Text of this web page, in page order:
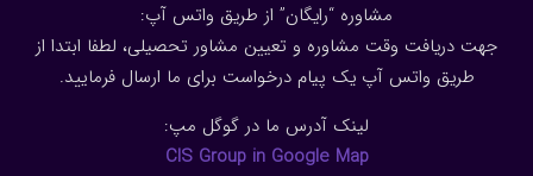
مشاوره “رایگان” از طریق واتس آپ:
جهت دریافت وقت مشاوره و تعیین مشاور تحصیلی، لطفا ابتدا از
طریق واتس آپ یک پیام درخواست برای ما ارسال فرمایید.
لینک آدرس ما در گوگل مپ:
CIS Group in Google Map